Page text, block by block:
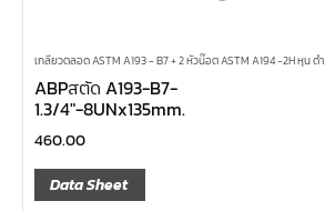
เกลียวตลอด ASTM A193 - B7 + 2 หัวน๊อต ASTM A194 -2H หุน ดำ
ABPสตัด A193-B7-
1.3/4″-8UNx135mm.
460.00
Data Sheet